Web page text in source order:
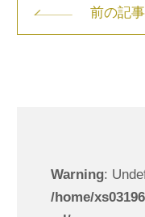
前の記
Warning:
/home/